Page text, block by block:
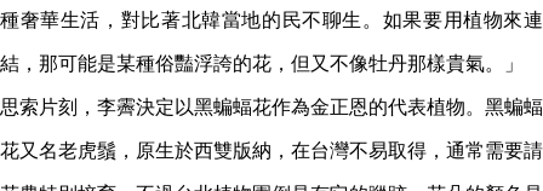
種奢華生活，對比著北韓當地的民不聊生。如果要用植物來連
結，那可能是某種俗豔浮誇的花，但又不像牡丹那樣貴氣。」
思索片刻，李霽決定以黑蝙蝠花作為金正恩的代表植物。黑蝙蝠
花又名老虎鬚，原生於西雙版納，在台灣不易取得，通常需要請